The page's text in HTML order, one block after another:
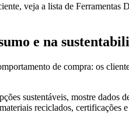
veja a lista de Ferramentas
e na
de compra: os
sustentáveis, mostre dados
reciclados, certificações